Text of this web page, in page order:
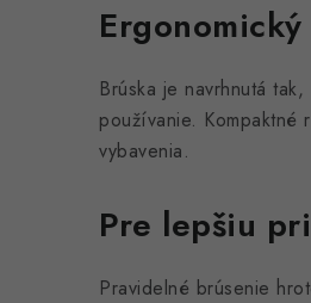
Brúska je navrhnutá
používanie. Kompaktné
vybavenia.
Pre lepšiu
Pravidelné brúsenie